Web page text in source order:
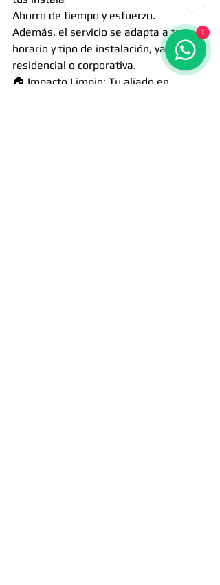
Ahorro de tiempo y esfuerzo.
Además, el servicio se adapta a tu
horario y tipo de instalación, ya sea
residencial o corporativa.
🏠 Impacto Limpio: Tu aliado en
1